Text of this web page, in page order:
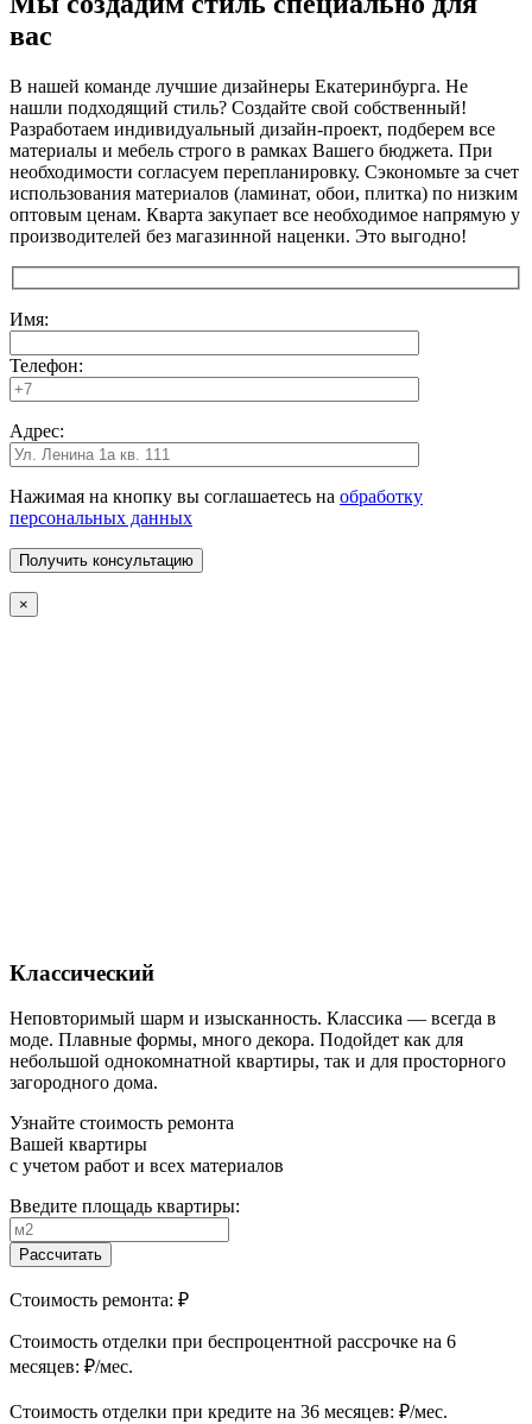
вас
В нашей команде лучшие дизайнеры Екатеринбурга. Не
нашли подходящий стиль? Создайте свой собственный!
Разработаем индивидуальный дизайн-проект, подберем все
материалы и мебель строго в рамках Вашего бюджета. При
необходимости согласуем перепланировку. Сэкономьте за счет
использования материалов (ламинат, обои, плитка) по низким
оптовым ценам. Кварта закупает все необходимое напрямую у
производителей без магазинной наценки. Это выгодно!
Имя:
Телефон:
Адрес:
Нажимая на кнопку вы соглашаетесь на обработку
персональных данных
×
Классический
Неповторимый шарм и изысканность. Классика — всегда в
моде. Плавные формы, много декора. Подойдет как для
небольшой однокомнатной квартиры, так и для просторного
загородного дома.
Узнайте стоимость ремонта
Вашей квартиры
с учетом работ и всех материалов
Введите площадь квартиры:
Рассчитать
Стоимость ремонта: ₽
Cтоимость отделки при беспроцентной рассрочке на 6
месяцев: ₽/мес.
Cтоимость отделки при кредите на 36 месяцев: ₽/мес.